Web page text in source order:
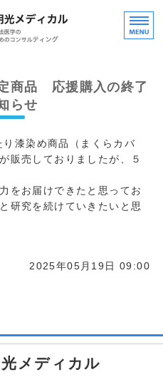
商品 応援購入の終了
らせ
漆染め商品（まくらカバ
販売しておりましたが、５
をお届けできたと思ってお
研究を続けていきたいと思
2025年05月19日 09:00
メディカル